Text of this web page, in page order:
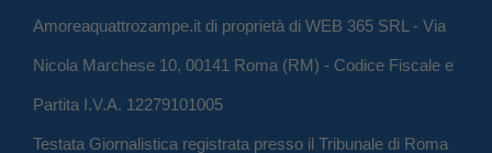
Amoreaquattrozampe.it di proprietà di WEB 365 SRL - Via
Nicola Marchese 10, 00141 Roma (RM) - Codice Fiscale e
Partita I.V.A. 12279101005
Testata Giornalistica registrata presso il Tribunale di Roma